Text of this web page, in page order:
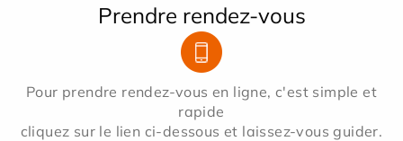
Prendre rendez-vous
Pour prendre rendez-vous en ligne, c'est simple et
rapide
cliquez sur le lien ci-dessous et laissez-vous guider.